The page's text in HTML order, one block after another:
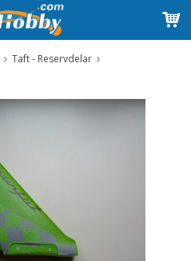
Taft - Reservdelar